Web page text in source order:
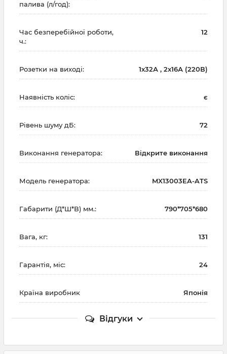
палива (л/год):
Час безперебійної роботи,
ч.:
12
Розетки на виході: 1х32А , 2x16А (220В)
Наявність коліс: є
Рівень шуму дБ: 72
Виконання генератора: Відкрите виконання
Модель генератора: MX13003EA-ATS
Габарити (Д*Ш*В) мм.: 790*705*680
Вага, кг: 131
Гарантія, міс: 24
Країна виробник Японія
Відгуки